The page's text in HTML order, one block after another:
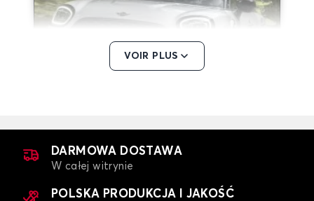
MINI
VOIR PLUS
DARMOWA DOSTAWA
W całej witrynie
POLSKA PRODUKCJA I JAKOŚĆ